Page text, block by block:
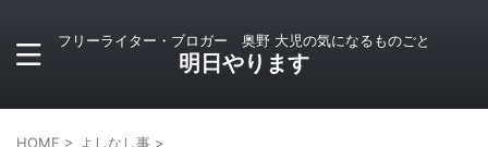
フリーライター・ブロガー 奥野 大児の気になるものごと
明日やります
HOME > よしなし事 >